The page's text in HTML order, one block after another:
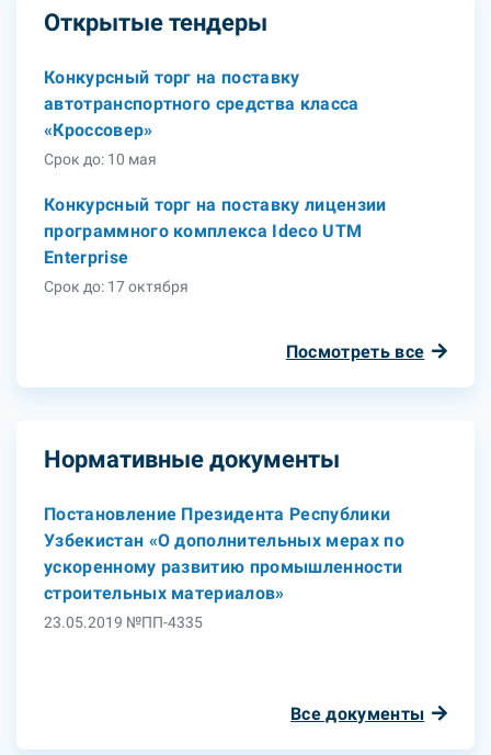
Открытые тендеры
Конкурсный торг на поставку
автотранспортного средства класса
«Кроссовер»
Срок до: 10 мая
Конкурсный торг на поставку лицензии
программного комплекса Ideco UTM
Enterprise
Срок до: 17 октября
Посмотреть все
Нормативные документы
Постановление Президента Республики
Узбекистан «О дополнительных мерах по
ускоренному развитию промышленности
строительных материалов»
23.05.2019 №ПП-4335
Все документы